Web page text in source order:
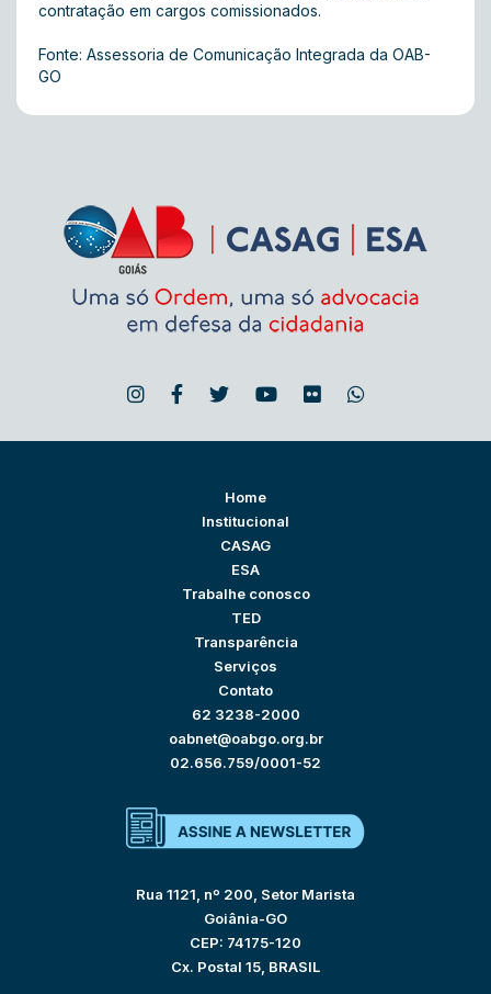
contratação em cargos comissionados.
Fonte: Assessoria de Comunicação Integrada da OAB-
GO
Home
Institucional
CASAG
ESA
Trabalhe conosco
TED
Transparência
Serviços
Contato
62 3238-2000
oabnet@oabgo.org.br
02.656.759/0001-52
Rua 1121, nº 200, Setor Marista
Goiânia-GO
CEP: 74175-120
Cx. Postal 15, BRASIL